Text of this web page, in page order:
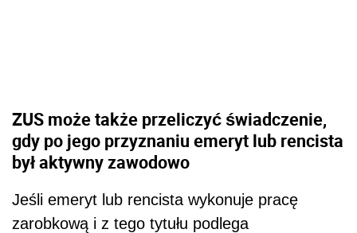
ZUS może także przeliczyć świadczenie,
gdy po jego przyznaniu emeryt lub rencista
był aktywny zawodowo
Jeśli emeryt lub rencista wykonuje pracę
zarobkową i z tego tytułu podlega